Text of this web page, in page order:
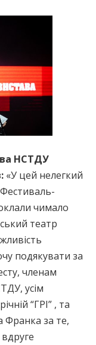
НСТДУ
«У цей нелегкий
чимало
театр
подякувати за
членам
усім
“ГРІ” , та
Франка за те,